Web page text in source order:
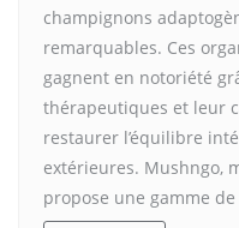
champignons
remarquables. Ces
gagnent en notoriété
thérapeutiques et leur
restaurer l’équilibre
extérieures. Mushngo,
propose une gamme